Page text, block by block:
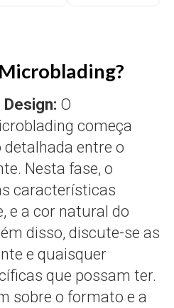
O
começa
entre o
Nesta fase, o
características
e a cor natural do
disso, discute-se as
e quaisquer
que possam ter.
sobre o formato e a